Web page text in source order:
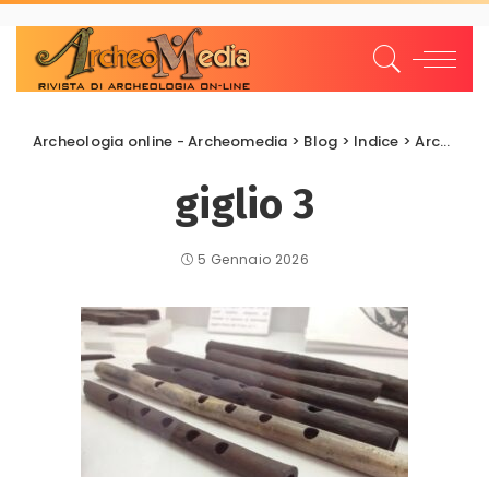
Archeologia online - Archeomedia > Blog > Indice >Archeologia Subacquea
giglio 3
5 Gennaio 2026